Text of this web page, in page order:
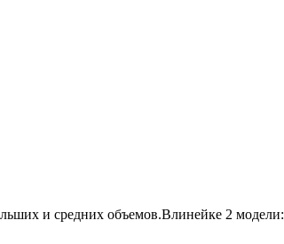
и средних объемов.Влинейке 2 модели: